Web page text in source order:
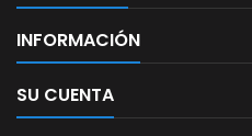
INFORMACIÓN
SU CUENTA